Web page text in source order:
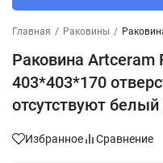
Главная / Раковины /
Раковина Artceram
403*403*170
отсутствуют
Избранное Сравнение